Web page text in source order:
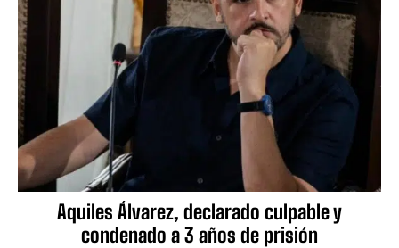
Aquiles Álvarez, declarado culpable y
condenado a 3 años de prisión